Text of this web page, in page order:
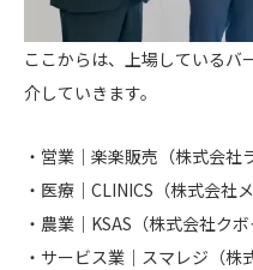
ここからは、上場しているバ
介していきます。
営業｜楽楽販売（株式会社
医療｜CLINICS（株式会社メ
農業｜KSAS（株式会社クボ
サービス業｜スマレジ（株